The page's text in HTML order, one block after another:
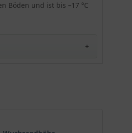
Böden und ist bis –17 °C